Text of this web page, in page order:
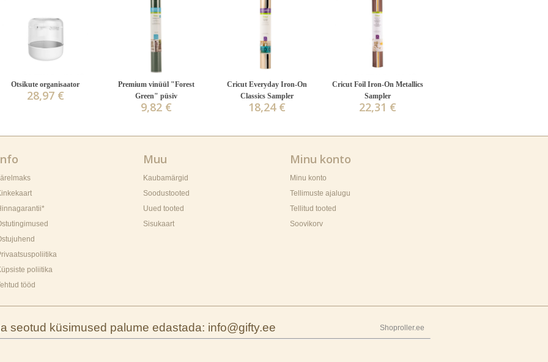
Otsikute organisaator
28,97 €
Premium vinüül "Forest
Green" püsiv
9,82 €
Cricut Everyday Iron-On
Classics Sampler
18,24 €
Cricut Foil Iron-On Metallics
Sampler
22,31 €
poliitika
tööd
Muu
Kaubamärgid
Soodustooted
Uued tooted
Sisukaart
Minu konto
Minu konto
Tellimuste ajalugu
Tellitud tooted
Soovikorv
Shoproller.ee
seotud küsimused palume edastada: info@gifty.ee